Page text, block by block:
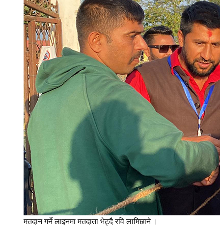
मतदान गर्ने लाइनमा मतदाता भेट्दै रवि लामिछाने ।